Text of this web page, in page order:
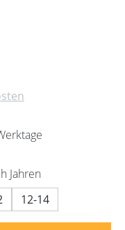
Jahrenauswählen
12-14